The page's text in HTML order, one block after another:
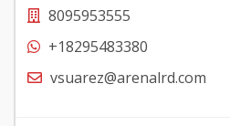
8095953555
+18295483380
vsuarez@arenalrd.com